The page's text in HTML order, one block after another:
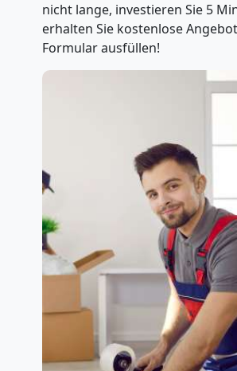
nicht lange, investieren Sie 5
erhalten Sie kostenlose
Formular ausfüllen!